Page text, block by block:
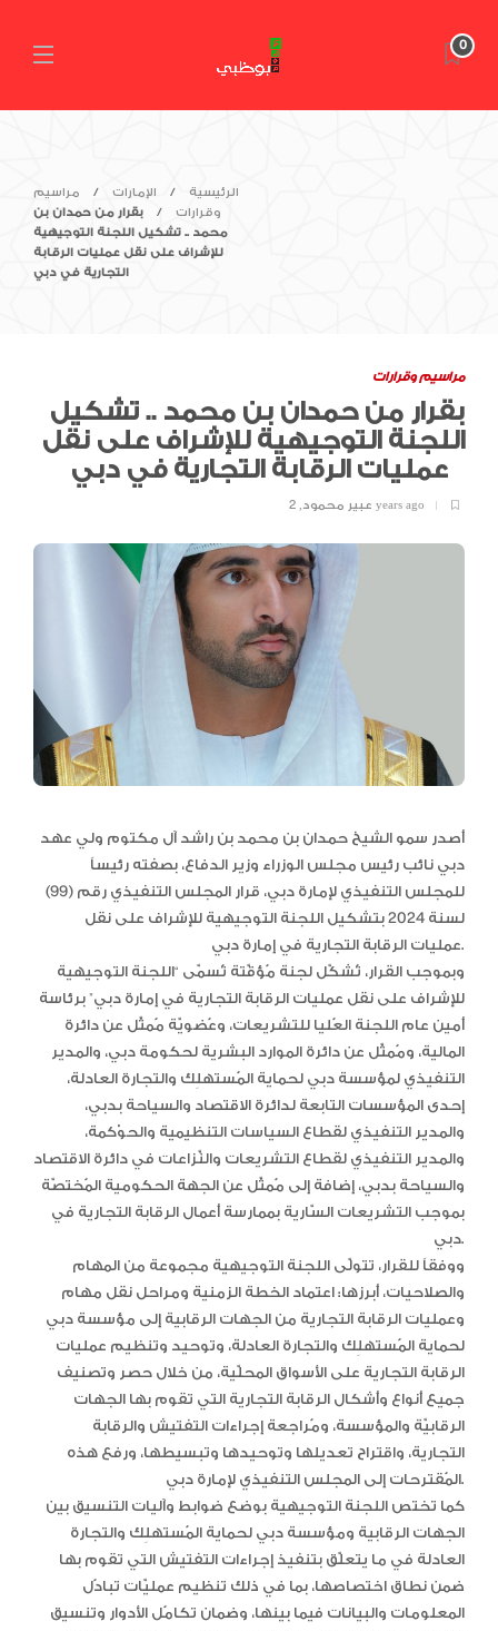
0
الرئيسية الإمارات
مراسيم
وقرارات
بقرار من حمدان بن
محمد .. تشكيل اللجنة التوجيهية
للإشراف على نقل عمليات الرقابة
التجارية في دبي
مراسيم وقرارات
بقرار من حمدان بن محمد .. تشكيل
اللجنة التوجيهية للإشراف على نقل
عبير محمود, 2 years ago
أصدر سمو الشيخ حمدان بن محمد بن راشد آل مكتوم ولي عهد
دبي نائب رئيس مجلس الوزراء وزير الدفاع، بصفته رئيساً
للمجلس التنفيذي لإمارة دبي، قرار المجلس التنفيذي رقم (99)
لسنة 2024 بتشكيل اللجنة التوجيهية للإشراف على نقل
عمليات الرقابة التجارية في إمارة دبي.
وبموجب القرار، تُشكّل لجنة مُؤقّتة تُسمّى “اللجنة التوجيهية
للإشراف على نقل عمليات الرقابة التجارية في إمارة دبي” برئاسة
أمين عام اللجنة العُليا للتشريعات، وعُضويّة مُمثِّل عن دائرة
المالية، ومُمثِّل عن دائرة الموارد البشرية لحكومة دبي، والمدير
التنفيذي لمؤسسة دبي لحماية المُستهلِك والتجارة العادلة،
إحدى المؤسسات التابعة لدائرة الاقتصاد والسياحة بدبي،
والمدير التنفيذي لقطاع السياسات التنظيمية والحوْكمة،
والمدير التنفيذي لقطاع التشريعات والنِّزاعات في دائرة الاقتصاد
والسياحة بدبي، إضافة إلى مُمثِّل عن الجهة الحكومية المُختصّة
بموجب التشريعات السّارية بممارسة أعمال الرقابة التجارية في
دبي.
ووفقاً للقرار، تتولّى اللجنة التوجيهية مجموعة من المهام
والصلاحيات، أبرزها: اعتماد الخطة الزمنية ومراحل نقل مهام
وعمليات الرقابة التجارية من الجهات الرقابية إلى مؤسسة دبي
لحماية المُستهلِك والتجارة العادلة، وتوحيد وتنظيم عمليات
الرقابة التجارية على الأسواق المحلّية، من خلال حصر وتصنيف
جميع أنواع وأشكال الرقابة التجارية التي تقوم بها الجهات
الرقابيّة والمؤسسة، ومُراجعة إجراءات التفتيش والرقابة
التجارية، واقتراح تعديلها وتوحيدها وتبسيطها، ورفع هذه
المُقترحات إلى المجلس التنفيذي لإمارة دبي.
كما تختص اللجنة التوجيهية بوضع ضوابط وآليات التنسيق بين
الجهات الرقابية ومؤسسة دبي لحماية المُستهلِك والتجارة
العادلة في ما يتعلّق بتنفيذ إجراءات التفتيش التي تقوم بها
ضمن نطاق اختصاصها، بما في ذلك تنظيم عمليّات تبادُل
المعلومات والبيانات فيما بينها، وضمان تكامُل الأدوار وتنسيق